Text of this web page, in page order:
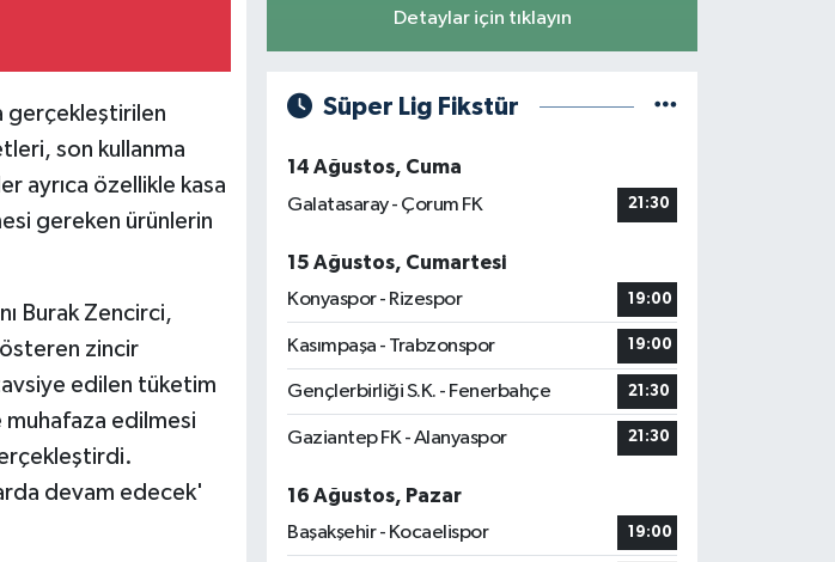
gerçekleştirilen
son kullanma
ayrıca özellikle kasa
gereken ürünlerin
Burak Zencirci,
zincir
edilen tüketim
muhafaza edilmesi
devam edecek'
Detaylar için tıklayın
Süper Lig Fikstür
14 Ağustos, Cuma
Galatasaray - Çorum FK
21:30
15 Ağustos, Cumartesi
Konyaspor - Rizespor
19:00
Kasımpaşa - Trabzonspor 19:00
Gençlerbirliği S.K. - Fenerbahçe 21:30
Gaziantep FK - Alanyaspor 21:30
16 Ağustos, Pazar
Başakşehir - Kocaelispor
19:00